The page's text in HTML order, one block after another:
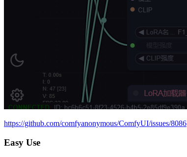
https://github.com/comfyanonymous/ComfyUI/issues/8086
Easy Use